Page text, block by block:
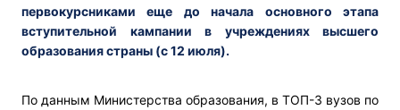
первокурсниками еще до начала основного этапа
вступительной кампании в учреждениях высшего
образования страны (с 12 июля).
По данным Министерства образования, в ТОП-3 вузов по